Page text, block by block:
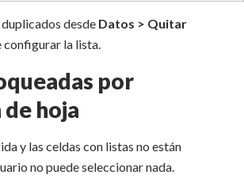
desde Datos > Quitar
configurar la lista.
por
hoja
y las celdas con listas no están
no puede seleccionar nada.